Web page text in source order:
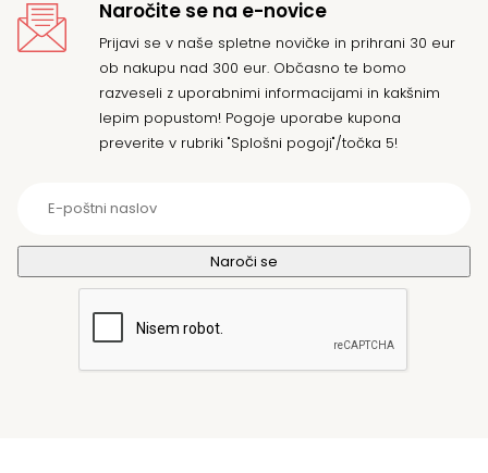
Naročite se na e-novice
Prijavi se v naše spletne novičke in prihrani 30 eur
ob nakupu nad 300 eur. Občasno te bomo
razveseli z uporabnimi informacijami in kakšnim
lepim popustom! Pogoje uporabe kupona
preverite v rubriki "Splošni pogoji"/točka 5!